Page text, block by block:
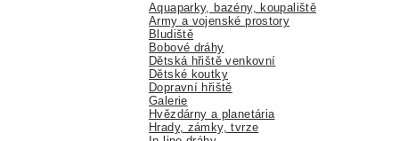
Aquaparky, bazény, koupaliště
Army a vojenské prostory
Bludiště
Bobové dráhy
Dětská hřiště venkovní
Dětské koutky
Dopravní hřiště
Galerie
Hvězdárny a planetária
Hrady, zámky, tvrze